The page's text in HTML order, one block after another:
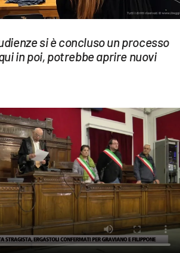
si è concluso un processo
in poi, potrebbe aprire nuovi